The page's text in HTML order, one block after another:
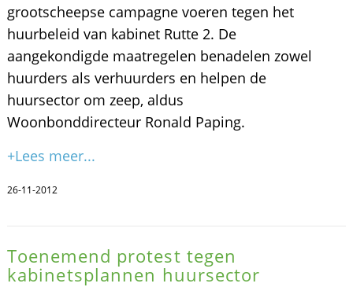
grootscheepse campagne voeren tegen het
huurbeleid van kabinet Rutte 2. De
aangekondigde maatregelen benadelen zowel
huurders als verhuurders en helpen de
huursector om zeep, aldus
Woonbonddirecteur Ronald Paping.
+Lees meer...
26-11-2012
Toenemend protest tegen
kabinetsplannen huursector